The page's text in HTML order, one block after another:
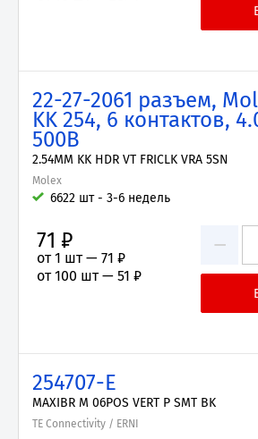
22-27-2061 разъем,
KK 254, 6 контактов,
500В
2.54MM KK HDR VT FRICLK VRA 5SN
Molex
6622 шт - 3-6 недель
−
71 ₽
от 1 шт — 71 ₽
от 100 шт — 51 ₽
254707-E
MAXIBR M 06POS VERT P SMT BK
TE Connectivity / ERNI